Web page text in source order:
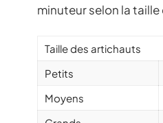
minuteur selon la
Taille des artichauts
Petits
Moyens